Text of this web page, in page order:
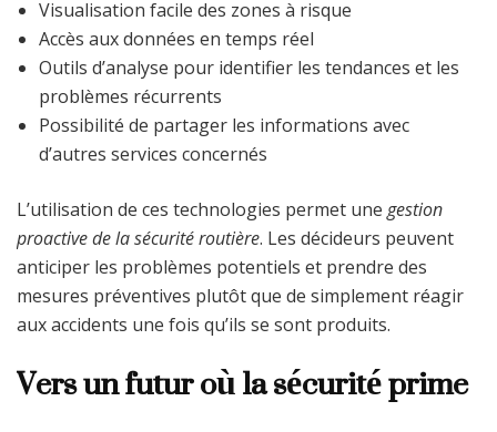
Visualisation facile des zones à risque
Accès aux données en temps réel
Outils d’analyse pour identifier les tendances et les
problèmes récurrents
Possibilité de partager les informations avec
d’autres services concernés
L’utilisation de ces technologies permet une gestion
proactive de la sécurité routière. Les décideurs peuvent
anticiper les problèmes potentiels et prendre des
mesures préventives plutôt que de simplement réagir
aux accidents une fois qu’ils se sont produits.
Vers un futur où la sécurité prime